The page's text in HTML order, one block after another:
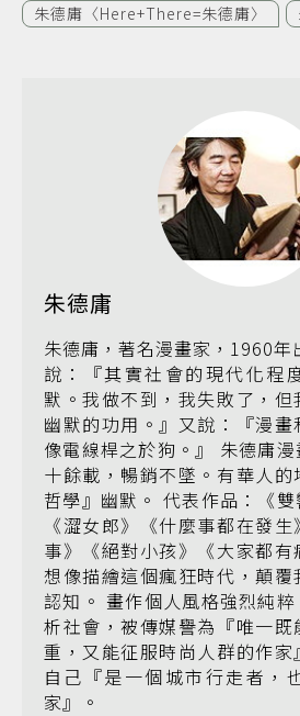
朱德庸〈Here+There=朱德庸〉
朱德庸
朱德庸，著名漫畫家，1960年
說：『其實社會的現代化程
默。我做不到，我失敗了，
幽默的功用。』又說：『漫
像電線桿之於狗。』 朱德庸
十餘載，暢銷不墜。有華人
哲學』幽默。 代表作品：《雙
《澀女郎》《什麼事都在發
事》《絕對小孩》《大家都
想像描繪這個瘋狂時代，顛覆
認知。 畫作個人風格強烈純
析社會，被傳媒譽為『唯一
重，又能征服時尚人群的作家
自己『是一個城市行走者，
家』。